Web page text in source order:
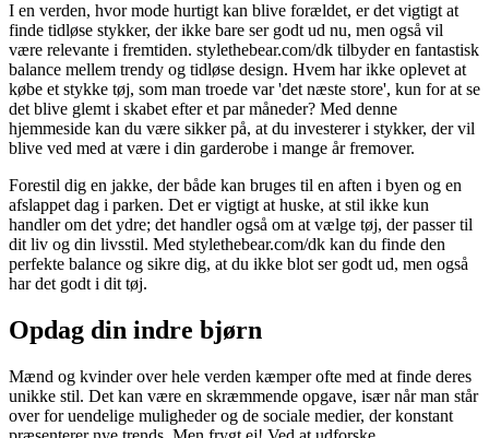
I en verden, hvor mode hurtigt kan blive forældet, er det vigtigt at
finde tidløse stykker, der ikke bare ser godt ud nu, men også vil
være relevante i fremtiden. stylethebear.com/dk tilbyder en fantastisk
balance mellem trendy og tidløse design. Hvem har ikke oplevet at
købe et stykke tøj, som man troede var 'det næste store', kun for at se
det blive glemt i skabet efter et par måneder? Med denne
hjemmeside kan du være sikker på, at du investerer i stykker, der vil
blive ved med at være i din garderobe i mange år fremover.
Forestil dig en jakke, der både kan bruges til en aften i byen og en
afslappet dag i parken. Det er vigtigt at huske, at stil ikke kun
handler om det ydre; det handler også om at vælge tøj, der passer til
dit liv og din livsstil. Med stylethebear.com/dk kan du finde den
perfekte balance og sikre dig, at du ikke blot ser godt ud, men også
har det godt i dit tøj.
Opdag din indre bjørn
Mænd og kvinder over hele verden kæmper ofte med at finde deres
unikke stil. Det kan være en skræmmende opgave, især når man står
over for uendelige muligheder og de sociale medier, der konstant